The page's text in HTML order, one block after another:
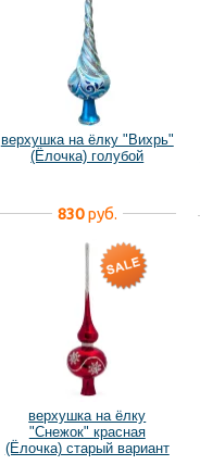
верхушка на ёлку "Вихрь"
(Ёлочка) голубой
830руб.
верхушка на ёлку
"Снежок" красная
(Ёлочка) старый вариант